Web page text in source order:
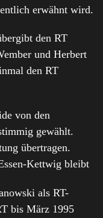
erwähnt wird.
den RT
und Herbert
den RT
von den
gewählt.
übertragen.
Kettwig bleibt
als RT-
bis März 1995